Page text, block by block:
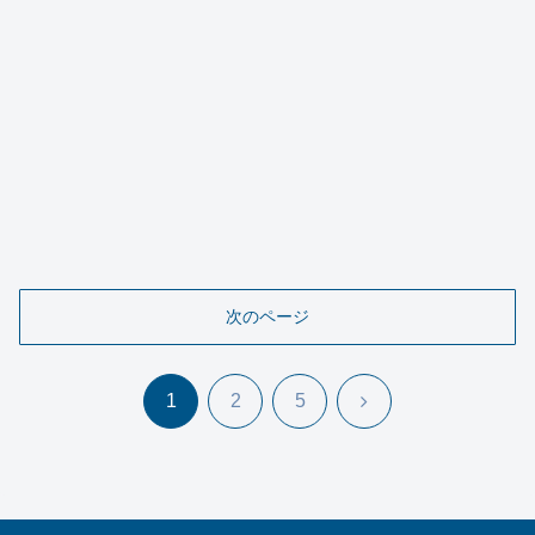
次のページ
1 2 5 次